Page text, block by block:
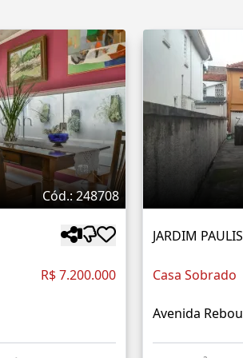
Cód.: 248708
R$ 7.200.000
JARDIM
Casa Sobrado
Avenida